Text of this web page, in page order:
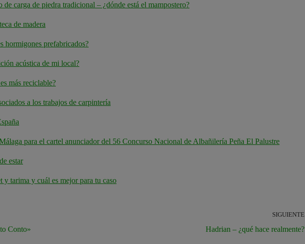
carga de piedra tradicional – ¿dónde está el mampostero?
de madera
hormigones prefabricados?
acústica de mi local?
más reciclable?
a los trabajos de carpintería
para el cartel anunciador del 56 Concurso Nacional de Albañilería Peña El Palustre
estar
y tarima y cuál es mejor para tu caso
Conto»
SIGUIENTE
Hadrian – ¿qué hace realmente?